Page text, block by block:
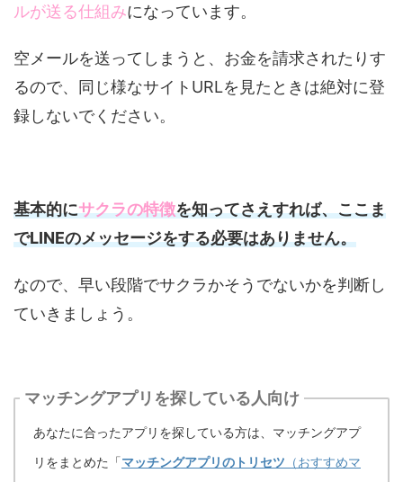
ルが送る仕組みになっています。
空メールを送ってしまうと、お金を請求されたりす
るので、同じ様なサイトURLを見たときは絶対に登
録しないでください。
基本的にサクラの特徴を知ってさえすれば、ここま
でLINEのメッセージをする必要はありません。
なので、早い段階でサクラかそうでないかを判断し
ていきましょう。
マッチングアプリを探している人向け
あなたに合ったアプリを探している方は、マッチングアプ
リをまとめた「マッチングアプリのトリセツ （おすすめマ